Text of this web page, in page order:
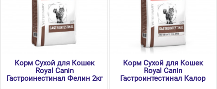
Корм Сухой для Кошек
Royal Canin
Гастроинестинал Фелин 2кг
Корм Сухой для Кошек
Royal Canin
Гастроинтестинал Калор
350г